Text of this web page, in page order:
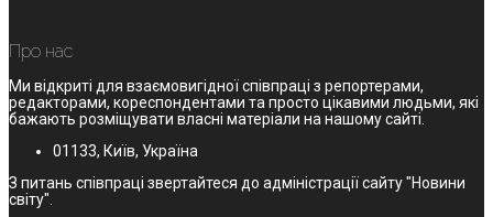
Про нас
Ми відкриті для взаємовигідної співпраці з репортерами,
редакторами, кореспондентами та просто цікавими людьми, які
бажають розміщувати власні матеріали на нашому сайті.
01133, Київ, Україна
З питань співпраці звертайтеся до адміністрації сайту "Новини
світу".